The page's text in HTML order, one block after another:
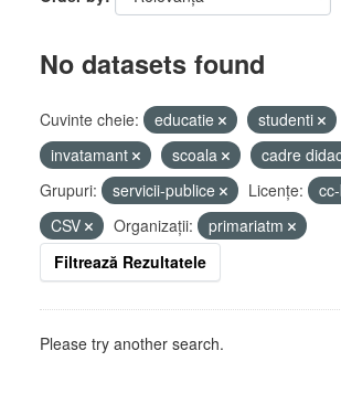
No datasets found
Cuvinte cheie: educatie
studenti
invatamant
scoala
cadre
Grupuri:
servicii-publice Licenţe:
CSV
Organizații:
primariatm
Filtrează Rezultatele
Please try another search.